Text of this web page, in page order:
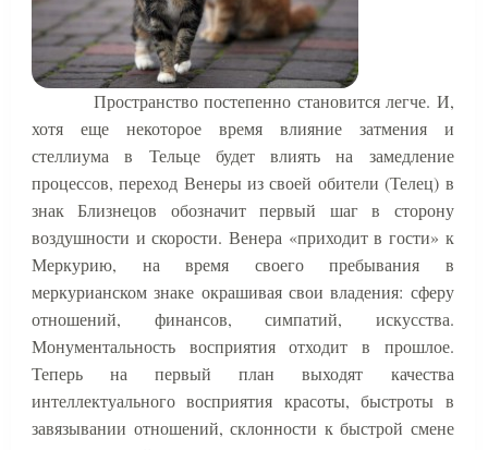
Пространство постепенно становится легче. И,
хотя еще некоторое время влияние затмения и
стеллиума в Тельце будет влиять на замедление
процессов, переход Венеры из своей обители (Телец) в
знак Близнецов обозначит первый шаг в сторону
воздушности и скорости. Венера «приходит в гости» к
Меркурию, на время своего пребывания в
меркурианском знаке окрашивая свои владения: сферу
отношений, финансов, симпатий, искусства.
Монументальность восприятия отходит в прошлое.
Теперь на первый план выходят качества
интеллектуального восприятия красоты, быстроты в
завязывании отношений, склонности к быстрой смене